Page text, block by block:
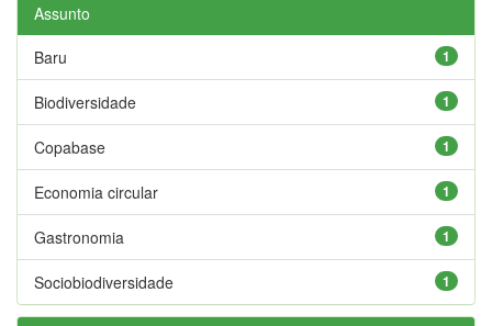
Assunto
1
Baru
1
Biodiversidade
1
Copabase
1
Economia circular
1
Gastronomia
1
Sociobiodiversidade